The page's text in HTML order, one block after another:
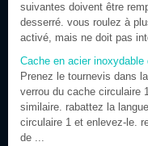
suivantes doivent être
desserré. vous roulez à
activé, mais ne doit pas
Cache en acier inoxydable
Prenez le tournevis dans
verrou du cache circulaire
similaire. rabattez la
circulaire 1 et enlevez-le.
de ...